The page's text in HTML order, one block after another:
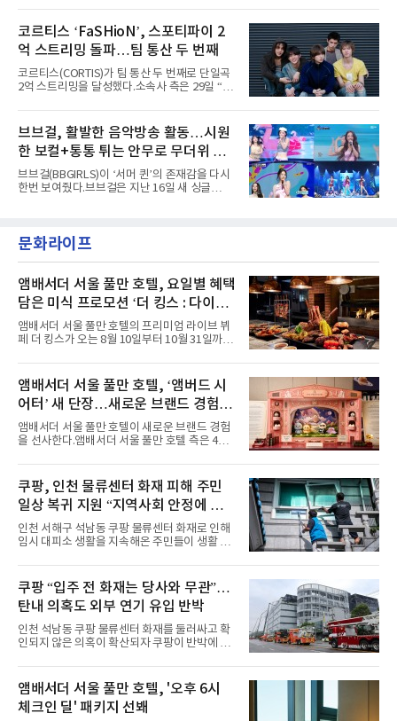
정적인 실력을 입증했고, 올해 '2026 어썸뮤직
페스티벌', '뷰티풀 민트 라이프 2026', '2026
heart(와일드 하트)’라는 제목이 붙은 콘셉트 포
토에는 멤버들의 본능적이고 야성적인 면모가
강렬하게 담겼다. 짙은 아이섀도와 푸른빛·금빛·
붉은빛의 컬러 렌즈가 비현실적인 분위기를 자
아내고, 여러 원색이 불규칙하게 뒤섞인 멀티컬
러 헤어와 과감한 블루·블랙 립 메이크업이 낯설
고도 매혹적인 비주얼을 완성했다.스타일링 역
엣을 거침없이 결합했다. 멤버들은 각기 다른 개
성을 살린 스타일링을 선
코르티스 ‘FaSHioN’, 스포티파이 2
억 스트리밍 돌파…팀 통산 두 번째
코르티스(CORTIS)가 팀 통산 두 번째로 단일곡
2억 스트리밍을 달성했다.소속사 측은 29일 “코
벌 오디오·음원 스트리밍 플랫폼 스포티파이에
서 27일 자로 누적 재생 수 2억 회를 돌파했
다”고 밝혔다.곡이 발표된 지 약 10개월 만이다.
팀의 첫 번째 2억 스트리밍 곡은 동일 음반에 수
록된 ‘GO!’다. 이 노래는 공개 약 9개월 만인 지
난달 26일 자에 2억 고지를 밟았다. 이는 최근 5
년 내 데뷔한 보이그룹의 곡 중 최단기 2억 달성
했다. “내 티, 5 bucks 바지는, 만원” 등 멤버들
의 라이프 스타일
브브걸, 활발한 음악방송 활동…시원
한 보컬+통통 튀는 안무로 무더위 사
냥
브브걸(BBGIRLS)이 ‘서머 퀸’의 존재감을 다시
한번 보여줬다.브브걸은 지난 16일 새 싱글
MBC '쇼! 음악중심', SBS '인기가요' 등 주요 음
악방송 무대에 올라 화려한 퍼포먼스를 펼쳤다.
력을 앞세워 매 무대 색다른 볼거리를 선사했다.
특히 화사한 파스텔 톤의 비치웨어부터 청량한
마린룩, 햇살 아래 반짝이는 물결을 연상시키는
스커트, 강렬한 붉은 계열의 스타일링까지 각기
다른 매력을 선보였다. 브브걸은 다채로운 여름
패션을 완벽하게 소화하며 보
문화라이프
앰배서더 서울 풀만 호텔, 요일별 혜택
담은 미식 프로모션 ‘더 킹스 : 다이닝
프리빌리지즈’ 선봬
앰배서더 서울 풀만 호텔의 프리미엄 라이브 뷔
페 더 킹스가 오는 8월 10일부터 10월 31일까지
즈’를 선보인다.앰배서더 서울 풀만 호텔 측은
“요일마다 다른 즐거움과 한층 깊어진 미식의 여
유를 경험할 수 있도록 기획했다”고 밝혔다.먼저
월요일과 화요일에는 한 주의 문을 여는 여유로
운 식사를 테마로 다양한 혜택이 마련된다. 런치
이용 시 성인 5인 이상 사전 예약 고객에게 성인
1인 무료 혜택을 제공하며, 디너 이용 시에는 성
유료 회원 고객을 대상으로 5% 추가 할인 또는
바우처 1매 추가
앰배서더 서울 풀만 호텔, ‘앰버드 시
어터’ 새 단장…새로운 브랜드 경험 선
사
앰배서더 서울 풀만 호텔이 새로운 브랜드 경험
을 선사한다.앰배서더 서울 풀만 호텔 측은 4일
이야기를 담은 인형 극장 콘셉트의 공간 ‘앰버드
시어터(Ambird Theater)’를 새롭게 선보인
다”고 밝혔다.앰배서더 서울 풀만 호텔은 로비
한편에 마련된 앰버드 존을 통해 앰버드의 세계
관을 소개해왔다. 앰버드 존은 앰버드가 우주여
행 중 수집한 다양한 굿즈를 전시한 '앰버드 플래
닛(Ambird Planet)과 계절별 플라워 연출로 사
라 극장을 모티브로 한 데코레이션으로 구성됐
다. 무대 공간 및 티켓 박스
쿠팡, 인천 물류센터 화재 피해 주민
일상 복귀 지원 “지역사회 안정에 총
력”
인천 서해구 석남동 쿠팡 물류센터 화재로 인해
임시 대피소 생활을 지속해온 주민들이 생활 터
필먼트서비스(CFS)가 지난 28일부터 화재 피해
주민을 대상으로 전문 출장 청소서비스 지원에
나섬으로써 본격적인 지역사회 복구 작업이 시
작된 것이다.대피소 주민 중심 청소 접수, 첫날
부터 2가구 지원 완료CFS는 신현초등학교, 신
현북초등학교, 신현여자중학교 등 인천 서해구
관내 임시 대피소 3곳에서 체류해온 화재 피해
민들의 호응 속에 CFS는 즉시 행동에 나섰다. 지
난 28일 오후 전문 청소업체와
쿠팡 “입주 전 화재는 당사와 무관”…
탄내 의혹도 외부 연기 유입 반박
인천 석남동 쿠팡 물류센터 화재를 둘러싸고 확
인되지 않은 의혹이 확산되자 쿠팡이 반박에 나
에 대해서는 외부 화재 연기 유입이라고 설명했
고, 2023년 같은 물류센터에서 발생한 화재에
대해서도 쿠팡 입주 전 공사 과정에서 벌어진 일
이라며 선을 그었다.쿠팡은 21일 인천 물류센터
앰배서더 서울 풀만 호텔, '오후 6시
체크인 딜' 패키지 선봬